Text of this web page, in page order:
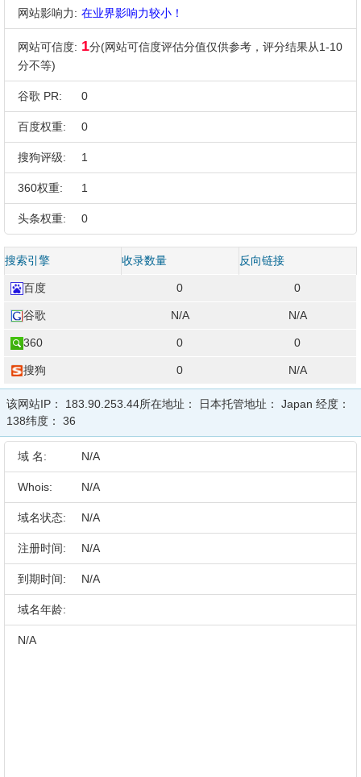
网站影响力: 在业界影响力较小！
网站可信度: 1分(网站可信度评估分值仅供参考，评分结果从1-10
分不等)
谷歌 PR: 0
百度权重: 0
搜狗评级: 1
360权重: 1
头条权重: 0
搜索引擎 收录数量 反向链接
百度 0 0
谷歌 N/A N/A
360 0 0
搜狗 0 N/A
该网站IP： 183.90.253.44所在地址： 日本托管地址： Japan 经度：
138纬度： 36
域 名: N/A
Whois: N/A
域名状态: N/A
注册时间: N/A
到期时间: N/A
域名年龄:
N/A